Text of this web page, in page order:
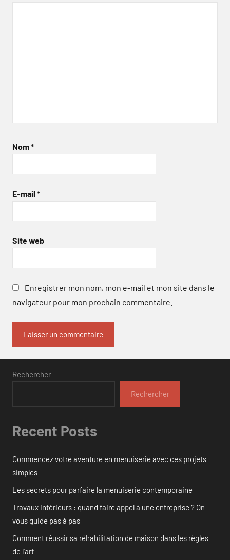
Nom*
E-mail *
Site web
Enregistrer mon nom, mon e-mail et mon site dans le
navigateur pour mon prochain commentaire.
Rechercher
Rechercher
Recent Posts
Commencez votre aventure en menuiserie avec ces projets
simples
Les secrets pour parfaire la menuiserie contemporaine
Travaux intérieurs : quand faire appel à une entreprise ? On
vous guide pas à pas
Comment réussir sa réhabilitation de maison dans les règles
de l’art